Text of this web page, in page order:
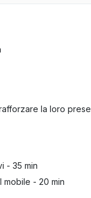
la loro
- 35 min
- 20 min